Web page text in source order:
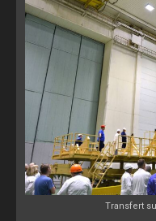
Transfert